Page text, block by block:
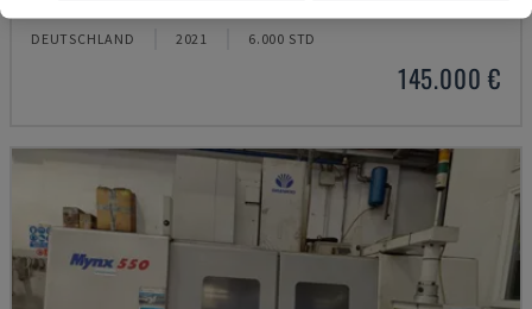
DEUTSCHLAND 2021 6.000 STD
145.000 €